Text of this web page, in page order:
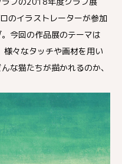
のイラストレーターが参加
今回の作品展のテーマは
様々なタッチや画材を用い
な猫たちが描かれるのか、